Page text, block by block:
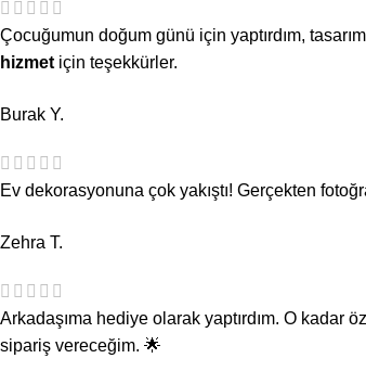
Çocuğumun doğum günü için yaptırdım,
hizmet için teşekkürler.
Burak Y.
Ev dekorasyonuna çok yakıştı! Gerçekten
Zehra T.
Arkadaşıma hediye olarak yaptırdım. O kadar
sipariş vereceğim. 🌟